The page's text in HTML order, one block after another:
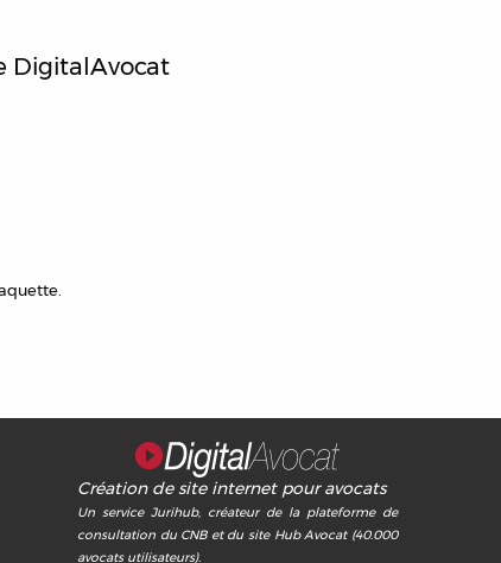
DigitalAvocat
Création de site internet pour avocats
Un service Jurihub, créateur de la plateforme de
consultation du CNB et du site Hub Avocat (40.000
avocats utilisateurs).